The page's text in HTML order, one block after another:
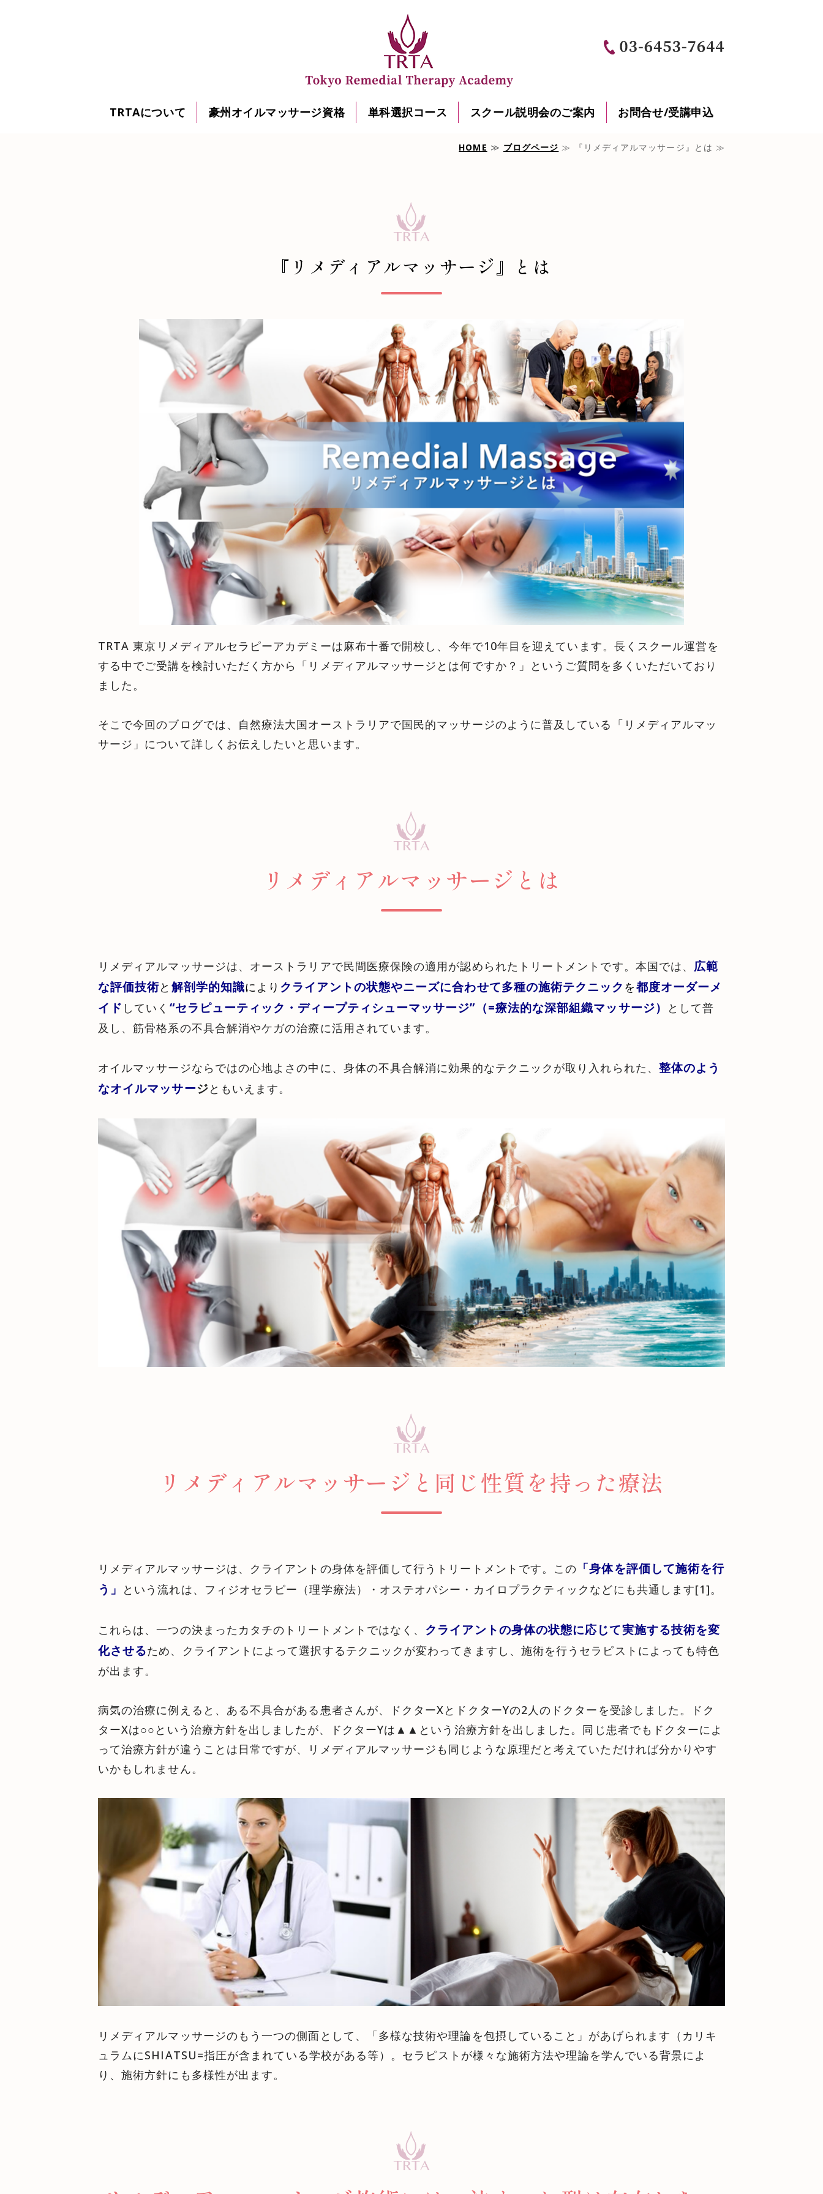
TRTAについて 豪州オイルマッサージ資格 単科選択コース スクール説明会のご案内 お問合せ/受講申込
HOME ≫ ブログページ ≫ 『リメディアルマッサージ』とは ≫
『リメディアルマッサージ』とは
TRTA 東京リメディアルセラピーアカデミーは麻布十番で開校し、今年で10年目を迎えています。長くスクール運営を
する中でご受講を検討いただく方から「リメディアルマッサージとは何ですか？」というご質問を多くいただいており
ました。
そこで今回のブログでは、自然療法大国オーストラリアで国民的マッサージのように普及している「リメディアルマッ
サージ」について詳しくお伝えしたいと思います。
リメディアルマッサージとは
リメディアルマッサージは、オーストラリアで民間医療保険の適用が認められたトリートメントです。本国では、 広範
な評価技術と 解剖学的知識により クライアントの状態やニーズに合わせて多種の施術テクニック を都度オーダーメ
イド していく “セラピューティック・ディープティシューマッサージ”（=療法的な深部組織マッサージ）
として普
及し、筋骨格系の不具合解消やケガの治療に活用されています。
オイルマッサージならではの心地よさの中に、身体の不具合解消に効果的なテクニックが取り入れられた、 整体のよう
なオイルマッサージともいえます。
リメディアルマッサージと同じ性質を持った療法
リメディアルマッサージは、クライアントの身体を評価して行うトリートメントです。この 「身体を評価して施術を行
う」 という流れは、フィジオセラピー（理学療法）・オステオパシー・カイロプラクティックなどにも共通します[1]。
これらは、一つの決まったカタチのトリートメントではなく、 クライアントの身体の状態に応じて実施する技術を変
化させるため、クライアントによって選択するテクニックが変わってきますし、施術を行うセラピストによっても特色
が出ます。
病気の治療に例えると、ある不具合がある患者さんが、ドクターXとドクターYの2人のドクターを受診しました。ドク
ターXは○○という治療方針を出しましたが、ドクターYは▲▲という治療方針を出しました。同じ患者でもドクターによ
って治療方針が違うことは日常ですが、リメディアルマッサージも同じような原理だと考えていただければ分かりやす
いかもしれません。
リメディアルマッサージのもう一つの側面として、「多様な技術や理論を包摂していること」があげられます（カリキ
ュラムにSHIATSU=指圧が含まれている学校がある等）。セラピストが様々な施術方法や理論を学んでいる背景によ
り、施術方針にも多様性が出ます。